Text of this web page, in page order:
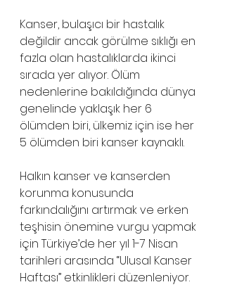
Kanser, bulaşıcı bir hastalık
değildir ancak görülme sıklığı en
fazla olan hastalıklarda ikinci
sırada yer alıyor. Ölüm
nedenlerine bakıldığında dünya
genelinde yaklaşık her 6
ölümden biri, ülkemiz için ise her
5 ölümden biri kanser kaynaklı.
Halkın kanser ve kanserden
korunma konusunda
farkındalığını artırmak ve erken
teşhisin önemine vurgu yapmak
için Türkiye’de her yıl 1-7 Nisan
tarihleri arasında “Ulusal Kanser
Haftası” etkinlikleri düzenleniyor.